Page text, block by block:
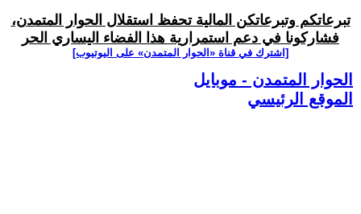
تبرعاتكم وتبرعاتكن المالية تحفظ استقلال الحوار المتمدن،
فشاركونا في دعم استمرارية هذا الفضاء اليساري الحر
[اشترك في قناة ‫«الحوار المتمدن» على اليوتيوب]
الحوار المتمدن - موبايل
الموقع الرئيسي